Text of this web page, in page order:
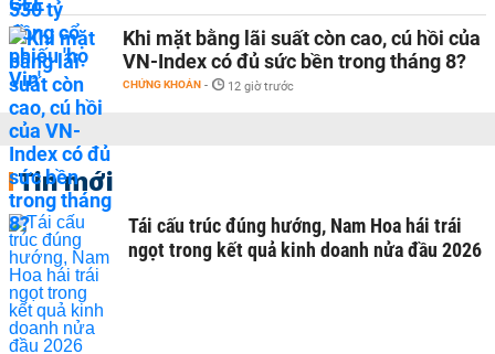
Khi mặt bằng lãi suất còn cao, cú hồi của
VN-Index có đủ sức bền trong tháng 8?
CHỨNG KHOÁN - 12 giờ trước
Tin mới
Tái cấu trúc đúng hướng, Nam Hoa hái trái
ngọt trong kết quả kinh doanh nửa đầu 2026